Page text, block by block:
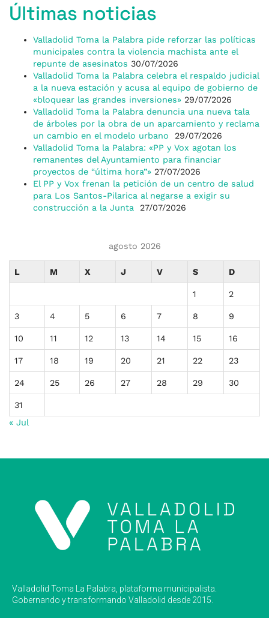
Últimas noticias
Valladolid Toma la Palabra pide reforzar las políticas
municipales contra la violencia machista ante el
repunte de asesinatos 30/07/2026
Valladolid Toma la Palabra celebra el respaldo judicial
a la nueva estación y acusa al equipo de gobierno de
«bloquear las grandes inversiones» 29/07/2026
Valladolid Toma la Palabra denuncia una nueva tala
de árboles por la obra de un aparcamiento y reclama
un cambio en el modelo urbano
29/07/2026
Valladolid Toma la Palabra: «PP y Vox agotan los
remanentes del Ayuntamiento para financiar
proyectos de “última hora”» 27/07/2026
El PP y Vox frenan la petición de un centro de salud
para Los Santos-Pilarica al negarse a exigir su
construcción a la Junta
27/07/2026
agosto 2026
L M X J V S D
1 2
3 4 5 6 7 8 9
10 11 12 13 14 15 16
17 18 19 20 21 22 23
24 25 26 27 28 29 30
31
« Jul
Valladolid Toma La Palabra, plataforma municipalista.
Gobernando y transformando Valladolid desde 2015.